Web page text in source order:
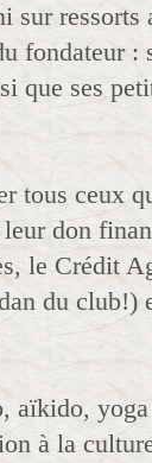
sur ressorts
fondateur :
que ses
tous ceux
don
le Crédit
du club!)
aïkido,
à la